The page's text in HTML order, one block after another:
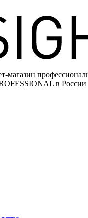
магазин
в России